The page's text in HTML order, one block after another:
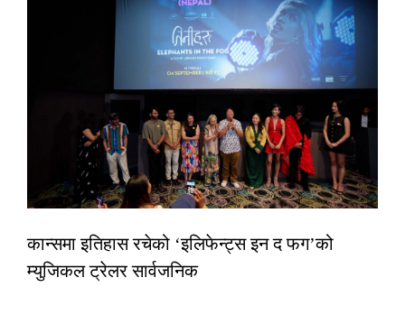
कान्समा इतिहास रचेको ‘इलिफेन्ट्स इन द फग’को
म्युजिकल ट्रेलर सार्वजनिक